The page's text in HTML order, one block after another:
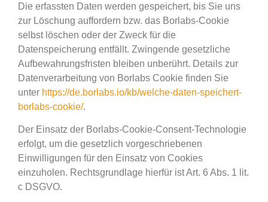
Die erfassten Daten werden gespeichert, bis Sie uns
zur Löschung auffordern bzw. das Borlabs-Cookie
selbst löschen oder der Zweck für die
Datenspeicherung entfällt. Zwingende gesetzliche
Aufbewahrungsfristen bleiben unberührt. Details zur
Datenverarbeitung von Borlabs Cookie finden Sie
unter https://de.borlabs.io/kb/welche-daten-speichert-
borlabs-cookie/.
Der Einsatz der Borlabs-Cookie-Consent-Technologie
erfolgt, um die gesetzlich vorgeschriebenen
Einwilligungen für den Einsatz von Cookies
einzuholen. Rechtsgrundlage hierfür ist Art. 6 Abs. 1 lit.
c DSGVO.